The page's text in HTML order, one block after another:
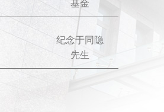
基金
纪念于同隐
先生